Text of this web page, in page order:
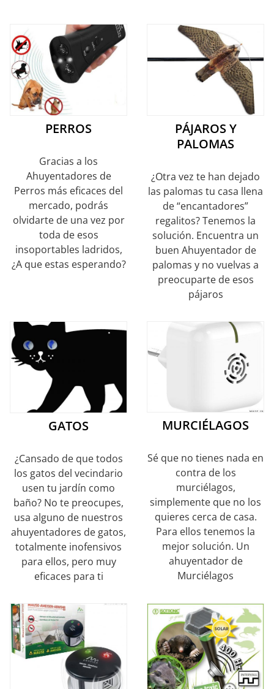
PERROS
Gracias a los
Ahuyentadores de
Perros más eficaces del
mercado, podrás
olvidarte de una vez por
toda de esos
insoportables ladridos,
¿A que estas esperando?
PÁJAROS Y
PALOMAS
¿Otra vez te han dejado
las palomas tu casa llena
de “encantadores”
regalitos? Tenemos la
solución. Encuentra un
buen Ahuyentador de
palomas y no vuelvas a
preocuparte de esos
pájaros
GATOS
¿Cansado de que todos
los gatos del vecindario
usen tu jardín como
baño? No te preocupes,
usa alguno de nuestros
ahuyentadores de gatos,
totalmente inofensivos
para ellos, pero muy
eficaces para ti
MURCIÉLAGOS
Sé que no tienes nada en
contra de los
murciélagos,
simplemente que no los
quieres cerca de casa.
Para ellos tenemos la
mejor solución. Un
ahuyentador de
Murciélagos